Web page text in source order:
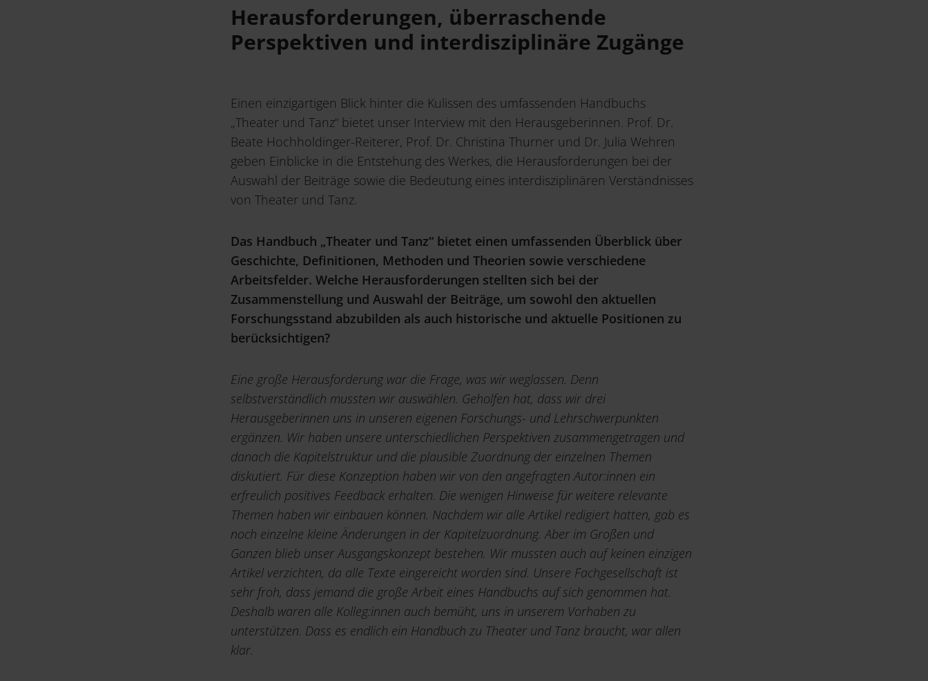
Herausforderungen, überraschende
Perspektiven und interdisziplinäre Zugänge
Einen einzigartigen Blick hinter die Kulissen des umfassenden Handbuchs
„Theater und Tanz“ bietet unser Interview mit den Herausgeberinnen. Prof. Dr.
Beate Hochholdinger-Reiterer, Prof. Dr. Christina Thurner und Dr. Julia Wehren
geben Einblicke in die Entstehung des Werkes, die Herausforderungen bei der
Auswahl der Beiträge sowie die Bedeutung eines interdisziplinären Verständnisses
von Theater und Tanz.
Das Handbuch „Theater und Tanz“ bietet einen umfassenden Überblick über
Geschichte, Definitionen, Methoden und Theorien sowie verschiedene
Arbeitsfelder. Welche Herausforderungen stellten sich bei der
Zusammenstellung und Auswahl der Beiträge, um sowohl den aktuellen
Forschungsstand abzubilden als auch historische und aktuelle Positionen zu
berücksichtigen?
Eine große Herausforderung war die Frage, was wir weglassen. Denn
selbstverständlich mussten wir auswählen. Geholfen hat, dass wir drei
Herausgeberinnen uns in unseren eigenen Forschungs- und Lehrschwerpunkten
ergänzen. Wir haben unsere unterschiedlichen Perspektiven zusammengetragen und
danach die Kapitelstruktur und die plausible Zuordnung der einzelnen Themen
diskutiert. Für diese Konzeption haben wir von den angefragten Autor:innen ein
erfreulich positives Feedback erhalten. Die wenigen Hinweise für weitere relevante
Themen haben wir einbauen können. Nachdem wir alle Artikel redigiert hatten, gab es
noch einzelne kleine Änderungen in der Kapitelzuordnung. Aber im Großen und
Ganzen blieb unser Ausgangskonzept bestehen. Wir mussten auch auf keinen einzigen
Artikel verzichten, da alle Texte eingereicht worden sind. Unsere Fachgesellschaft ist
sehr froh, dass jemand die große Arbeit eines Handbuchs auf sich genommen hat.
Deshalb waren alle Kolleg:innen auch bemüht, uns in unserem Vorhaben zu
unterstützen. Dass es endlich ein Handbuch zu Theater und Tanz braucht, war allen
klar.